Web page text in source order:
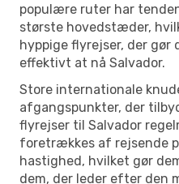
populære ruter har
største hovedstæder,
hyppige flyrejser, der gør
effektivt at nå Salvador.
Store internationale
afgangspunkter, der
flyrejser til Salvador
foretrækkes af rejsende
hastighed, hvilket gør
dem, der leder efter den